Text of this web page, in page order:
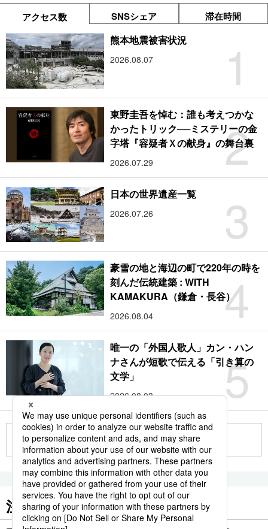
アクセス数 SNSシェア 滞在時間
1
熊本地震被害状況
2026.08.07
2
東野圭吾を悼む：誰も考えつかな
かったトリック──ミステリーの金
字塔『容疑者Ｘの献身』の舞台裏
2026.07.29
3
日本の世界遺産一覧
2026.07.26
4
豪雪の地と海辺の町で220年の時を
刻んだ伝統建築 : WITH
KAMAKURA（鎌倉・長谷）
2026.08.04
5
唯一の「外国人歌人」カン・ハン
ナさんが短歌で伝える「引き算の
文学」
2026.08.03
もっと見る
注目のキーワード